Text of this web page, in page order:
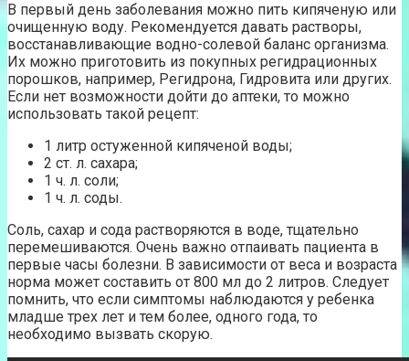
В первый день заболевания можно пить кипяченую или
очищенную воду. Рекомендуется давать растворы,
восстанавливающие водно-солевой баланс организма.
Их можно приготовить из покупных регидрационных
порошков, например, Регидрона, Гидровита или других.
Если нет возможности дойти до аптеки, то можно
использовать такой рецепт:
1 литр остуженной кипяченой воды;
2 ст. л. сахара;
1 ч. л. соли;
1 ч. л. соды.
Соль, сахар и сода растворяются в воде, тщательно
перемешиваются. Очень важно отпаивать пациента в
первые часы болезни. В зависимости от веса и возраста
норма может составить от 800 мл до 2 литров. Следует
помнить, что если симптомы наблюдаются у ребенка
младше трех лет и тем более, одного года, то
необходимо вызвать скорую.